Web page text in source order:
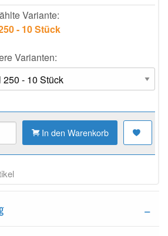
Variante:
- 10 Stück
Varianten:
In den Warenkorb